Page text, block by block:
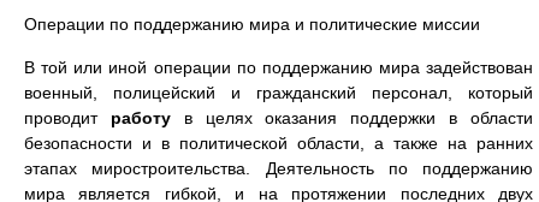
Операции по поддержанию мира и политические миссии
В той или иной операции по поддержанию мира задействован
военный, полицейский и гражданский персонал, который
проводит работув целях оказания поддержки в области
безопасности и в политической области, а также на ранних
этапах миростроительства. Деятельность по поддержанию
мира является гибкой, и на протяжении последних двух